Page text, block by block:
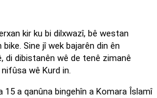
kir ku bi dilxwazî, bê westan
Sine jî wek bajarên din ên
di dibistanên wê de tenê zimanê
wê Kurd in.
15 a qanûna bingehîn a Komara Îslamî